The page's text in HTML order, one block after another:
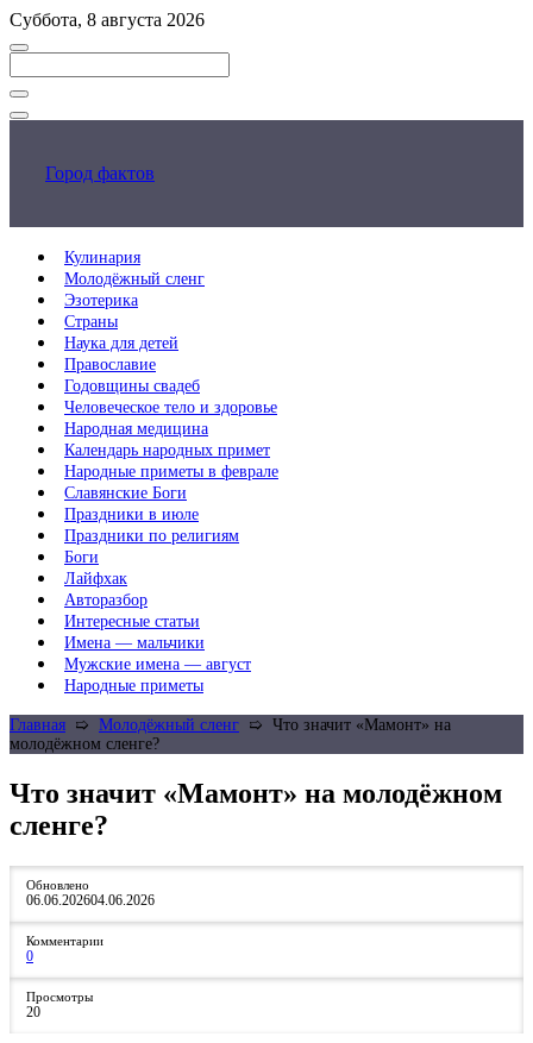
Перейти
к
контенту
Суббота, 8 августа 2026
Закрыть
Город фактов
Кулинария
Молодёжный сленг
Эзотерика
Страны
Наука для детей
Православие
Годовщины свадеб
Человеческое тело и здоровье
Народная медицина
Календарь народных примет
Народные приметы в феврале
Славянские Боги
Праздники в июле
Праздники по религиям
Боги
Лайфхак
Авторазбор
Интересные статьи
Имена — мальчики
Мужские имена — август
Народные приметы
Главная ➯ Молодёжный сленг ➯ Что значит «Мамонт» на
молодёжном сленге?
Что значит «Мамонт» на молодёжном
сленге?
Обновлено
06.06.202604.06.2026
Комментарии
0
Просмотры
20